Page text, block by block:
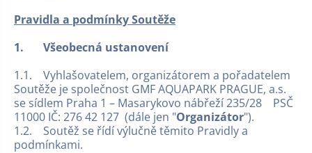
Pravidla a podmínky Soutěže
1. Všeobecná ustanovení
1.1. Vyhlašovatelem, organizátorem a pořadatelem
Soutěže je společnost GMF AQUAPARK PRAGUE, a.s.
se sídlem Praha 1 – Masarykovo nábřeží 235/28 PSČ
11000 IČ: 276 42 127 (dále jen "Organizátor").
1.2. Soutěž se řídí výlučně těmito Pravidly a
podmínkami.